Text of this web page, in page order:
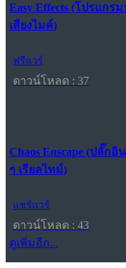
Easy Effects (โปรแกร
เสียงไมค์)
ฟรีแวร์
ดาวน์โหลด : 37
Chaos Enscape (ปลั๊ก
ๆ เรียลไทม์)
แชร์แวร์
ดาวน์โหลด : 43
ดูเพิ่มอีก...